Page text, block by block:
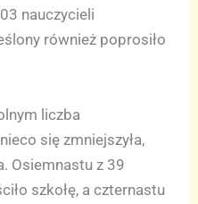
nauczycieli
również poprosiło
liczba
się zmniejszyła,
Osiemnastu z 39
szkołę, a czternastu